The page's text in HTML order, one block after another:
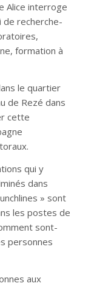
Alice interroge
de recherche-
formation à
le quartier
de Rezé dans
cette
qui y
dans
» sont
les postes de
sont-
personnes
aux